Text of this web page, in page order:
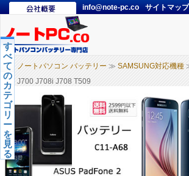
info@note-pc.co サイトマップ
ノートパソコン バッテリー ≫ SAMSUNG対応機種
J700 J708i J708 T509
す
べ
て
の
カ
テ
ゴ
リ
ー
を
見
る